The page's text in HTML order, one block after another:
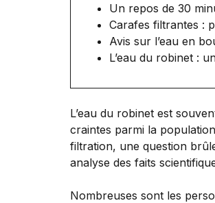
Un repos de 30
Carafes filtrantes :
Avis sur l’eau en
L’eau du robinet :
L’eau du robinet est
craintes parmi la
filtration, une question
analyse des faits
Nombreuses sont les